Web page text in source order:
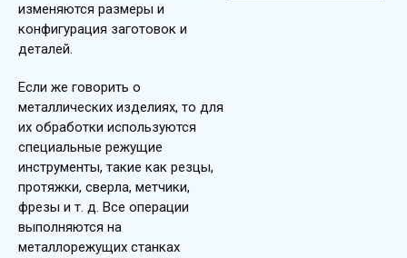
изменяются размеры и
конфигурация заготовок и
деталей.
Если же говорить о
металлических изделиях, то для
их обработки используются
специальные режущие
инструменты, такие как резцы,
протяжки, сверла, метчики,
фрезы и т. д. Все операции
выполняются на
металлорежущих станках